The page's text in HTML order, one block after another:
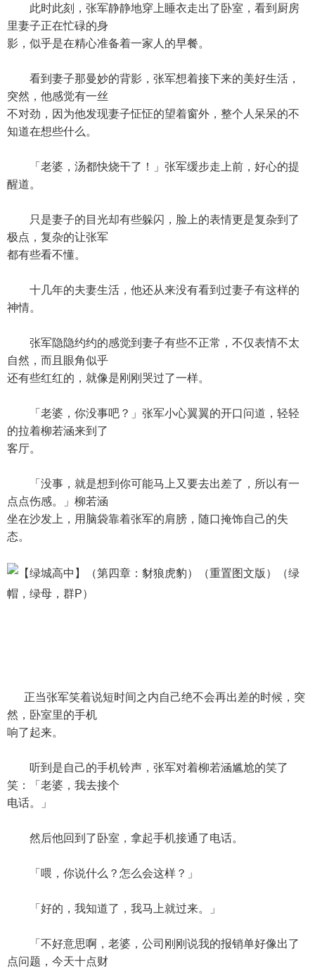
此时此刻，张军静静地穿上睡衣走出了卧室，看到厨房
里妻子正在忙碌的身
影，似乎是在精心准备着一家人的早餐。
看到妻子那曼妙的背影，张军想着接下来的美好生活，
突然，他感觉有一丝
不对劲，因为他发现妻子怔怔的望着窗外，整个人呆呆的不
知道在想些什么。
「老婆，汤都快烧干了！」张军缓步走上前，好心的提
醒道。
只是妻子的目光却有些躲闪，脸上的表情更是复杂到了
极点，复杂的让张军
都有些看不懂。
十几年的夫妻生活，他还从来没有看到过妻子有这样的
神情。
张军隐隐约约的感觉到妻子有些不正常，不仅表情不太
自然，而且眼角似乎
还有些红红的，就像是刚刚哭过了一样。
「老婆，你没事吧？」张军小心翼翼的开口问道，轻轻
的拉着柳若涵来到了
客厅。
「没事，就是想到你可能马上又要去出差了，所以有一
点点伤感。」柳若涵
坐在沙发上，用脑袋靠着张军的肩膀，随口掩饰自己的失
态。
正当张军笑着说短时间之内自己绝不会再出差的时候，突
然，卧室里的手机
响了起来。
听到是自己的手机铃声，张军对着柳若涵尴尬的笑了
笑：「老婆，我去接个
电话。」
然后他回到了卧室，拿起手机接通了电话。
「喂，你说什么？怎么会这样？」
「好的，我知道了，我马上就过来。」
「不好意思啊，老婆，公司刚刚说我的报销单好像出了
点问题，今天十点财